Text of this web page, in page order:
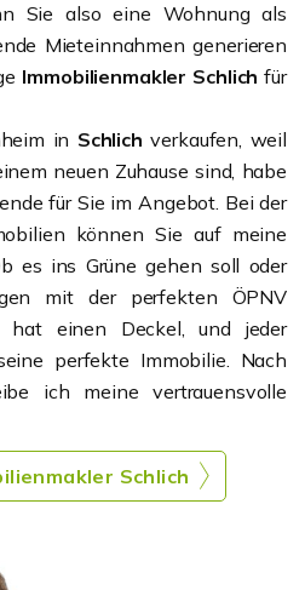
Sie also eine Wohnung als
Mieteinnahmen generieren
Immobilienmakler Schlichfür
in Schlichverkaufen, weil
neuen Zuhause sind, habe
für Sie im Angebot. Bei der
können Sie auf meine
es ins Grüne gehen soll oder
mit der perfekten ÖPNV
hat einen Deckel, und jeder
perfekte Immobilie. Nach
ich meine vertrauensvolle
Schlich